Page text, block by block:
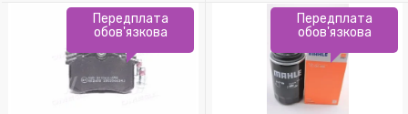
Передплата
обов'язкова
Передплата
обов'язкова